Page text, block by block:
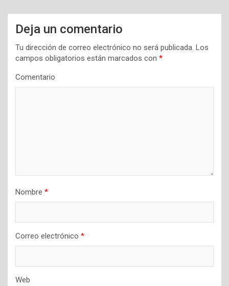
i
Deja un comentario
Tu dirección de correo electrónico no será publicada. Los
campos obligatorios están marcados con *
Comentario
Nombre *
Correo electrónico *
Web